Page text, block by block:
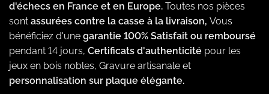
d'échecs en France et en Europe. Toutes nos pièces
sont assurées contre la casse à la livraison, Vous
bénéficiez d'une garantie 100% Satisfait ou remboursé
pendant 14 jours, Certificats d'authenticité pour les
jeux en bois nobles, Gravure artisanale et
personnalisation sur plaque élégante.